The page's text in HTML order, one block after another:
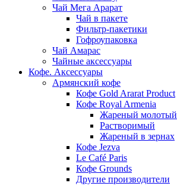
Чай Мега Арарат
Чай в пакете
Фильтр-пакетики
Гофроупаковка
Чай Амарас
Чайные аксессуары
Кофе. Аксессуары
Армянский кофе
Кофе Gold Ararat Product
Кофе Royal Armenia
Жареный молотый
Растворимый
Жареный в зернах
Кофе Jezva
Le Café Paris
Кофе Grounds
Другие производители